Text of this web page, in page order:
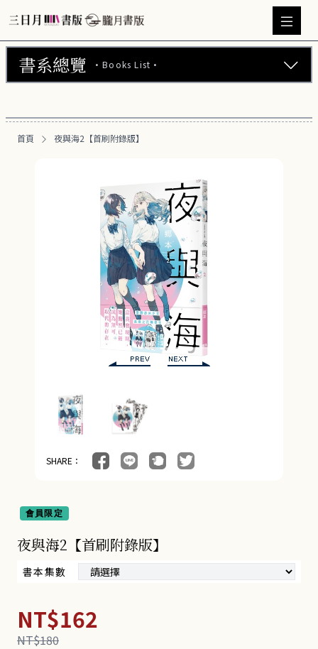
書系總覽 ·Books List·
朧月書版 (275)
周邊商品 (260)
首頁 夜與海2【首刷附錄版】
SHARE：
會員限定
夜與海2【首刷附錄版】
書本集數
NT$162
NT$180